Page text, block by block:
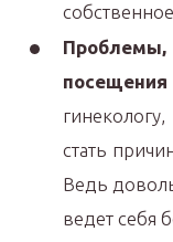
стать
Ведь
ведет себя